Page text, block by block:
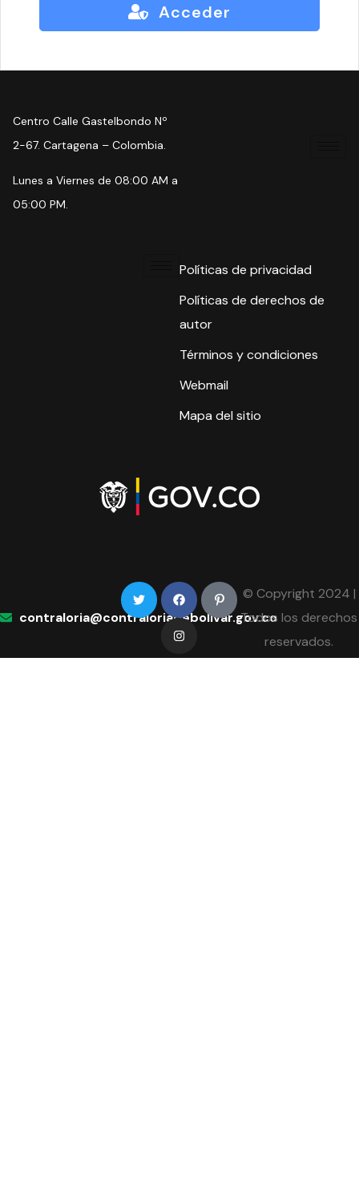
Acceder
Centro Calle Gastelbondo Nº
2-67. Cartagena – Colombia.
Lunes a Viernes de 08:00 AM a
05:00 PM.
Políticas de privacidad
Políticas de derechos de
autor
Términos y condiciones
Webmail
Mapa del sitio
contraloria@contraloriadebolivar.gov.co
© Copyright 2024 |
Todos los derechos
reservados.